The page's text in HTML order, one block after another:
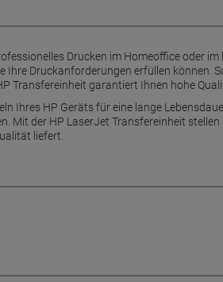
Drucken im Homeoffice oder
Ihre Druckanforderungen erfüllen können.
Transfereinheit garantiert Ihnen hohe
Ihres HP Geräts für eine lange
Mit der HP LaserJet Transfereinheit
liefert.